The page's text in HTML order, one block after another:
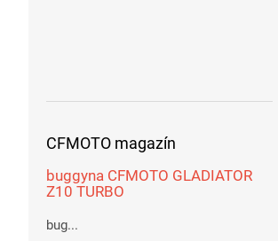
CFMOTO magazín
buggyna CFMOTO GLADIATOR
Z10 TURBO
bug...